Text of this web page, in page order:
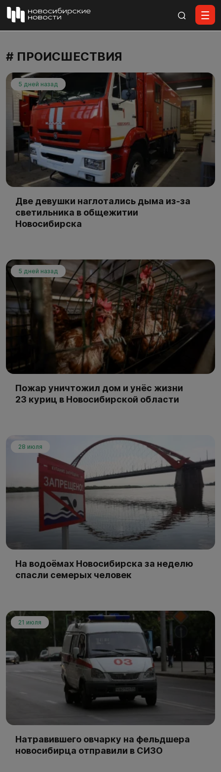
# ПРОИСШЕСТВИЯ
5 дней назад
Две девушки наглотались дыма из-за
светильника в общежитии
Новосибирска
5 дней назад
Пожар уничтожил дом и унёс жизни
23 куриц в Новосибирской области
28 июля
На водоёмах Новосибирска за неделю
спасли семерых человек
21 июля
Натравившего овчарку на фельдшера
новосибирца отправили в СИЗО